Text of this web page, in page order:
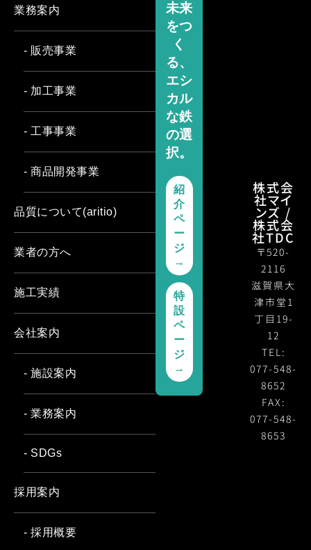
株式会
社マイ
ンズ /
株式会
社TDC
〒520-
2116
滋賀県大
津市堂1
丁目19-
12
TEL:
077-548-
8652
FAX:
077-548-
8653
未来
をつ
く
る、
エシ
カル
な鉄
の選
択。
紹
介
ペ
ー
ジ
→
特
設
ペ
ー
ジ
→
業務案内
- 販売事業
- 加工事業
- 工事事業
- 商品開発事業
品質について(aritio)
業者の方へ
施工実績
会社案内
- 施設案内
- 業務案内
- SDGs
採用案内
- 採用概要